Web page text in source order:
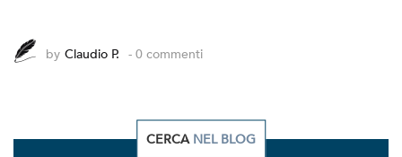
by Claudio P. - 0 commenti
CERCA NEL BLOG